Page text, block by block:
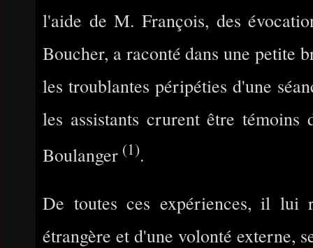
l'aide de M. François, des
Boucher, a raconté dans une petite
les troublantes péripéties d'une
les assistants crurent être
Boulanger (1).
De toutes ces expériences, il lui
étrangère et d'une volonté externe,